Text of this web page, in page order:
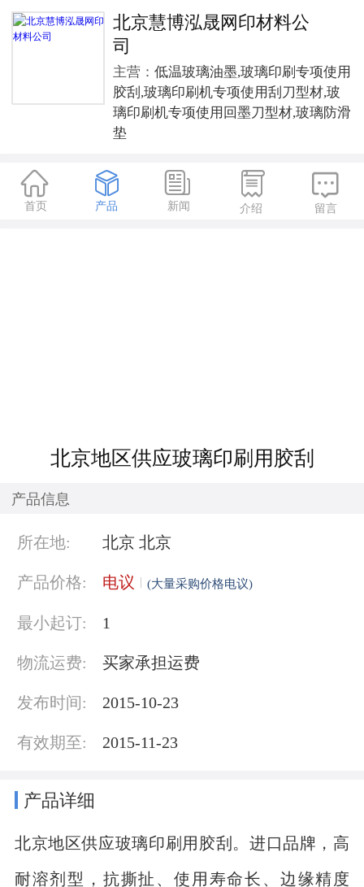
北京慧博泓晟网印材料公
司
主营： 低温玻璃油墨,玻璃印刷专项使用
胶刮,玻璃印刷机专项使用刮刀型材,玻
璃印刷机专项使用回墨刀型材,玻璃防滑
垫

首页

产品

新闻

介绍

留言
北京地区供应玻璃印刷用胶刮
产品信息
所在地: 北京 北京
产品价格: 电议 (大量采购价格电议)
最小起订: 1
物流运费: 买家承担运费
发布时间: 2015-10-23
有效期至: 2015-11-23
产品详细
北京地区供应玻璃印刷用胶刮。进口品牌，高
耐溶剂型，抗撕扯、使用寿命长、边缘精度